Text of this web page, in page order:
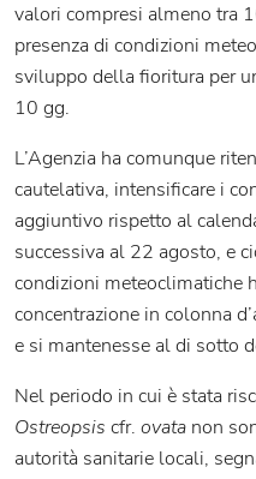
valori compresi almeno tra
presenza di condizioni
sviluppo della fioritura per
10 gg.
L’Agenzia ha comunque
cautelativa, intensificare i
aggiuntivo rispetto al
successiva al 22 agosto, e
condizioni meteoclimatiche
concentrazione in colonna
e si mantenesse al di sotto
Nel periodo in cui è stata
Ostreopsis cfr. ovata non
autorità sanitarie locali,